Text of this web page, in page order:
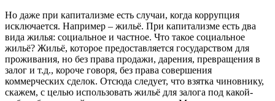
Но даже при капитализме есть случаи, когда коррупция
исключается. Например – жильё. При капитализме есть два
вида жилья: социальное и частное. Что такое социальное
жильё? Жильё, которое предоставляется государством для
проживания, но без права продажи, дарения, превращения в
залог и т.д., короче говоря, без права совершения
коммерческих сделок. Отсюда следует, что взятка чиновнику,
скажем, с целью использовать жильё для залога под какой-